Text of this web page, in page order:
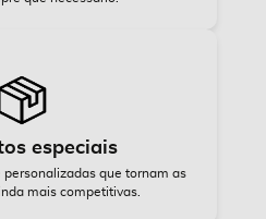
especiais
personalizadas que tornam as
mais competitivas.